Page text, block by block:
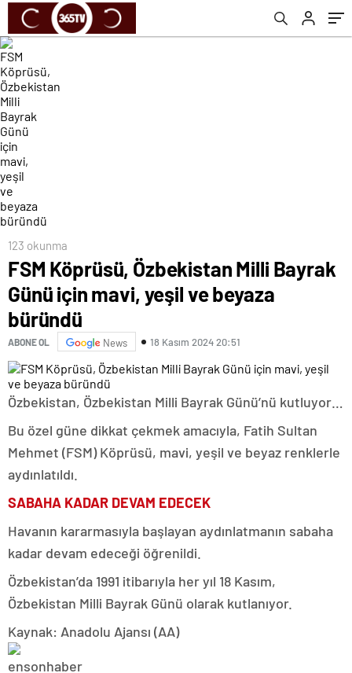
123 okunma
FSM Köprüsü, Özbekistan Milli Bayrak
Günü için mavi, yeşil ve beyaza
büründü
ABONE OL News 18 Kasım 2024 20:51
Özbekistan, Özbekistan Milli Bayrak Günü’nü kutluyor…
Bu özel güne dikkat çekmek amacıyla, Fatih Sultan
Mehmet (FSM) Köprüsü, mavi, yeşil ve beyaz renklerle
aydınlatıldı.
SABAHA KADAR DEVAM EDECEK
Havanın kararmasıyla başlayan aydınlatmanın sabaha
kadar devam edeceği öğrenildi.
Özbekistan’da 1991 itibarıyla her yıl 18 Kasım,
Özbekistan Milli Bayrak Günü olarak kutlanıyor.
Kaynak: Anadolu Ajansı (AA)